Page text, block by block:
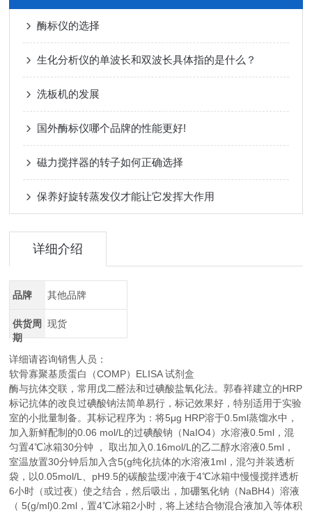
酶标仪的选择
生化分析仪的单波长和双波长具体指的是什么？
洗板机的发展
国外酶标仪哪个品牌的性能更好!
磁力搅拌器的转子如何正确选择
保养好旋转蒸发仪才能让它发挥大作用
详细介绍
品牌 其他品牌
供货周
期
现货
详细请咨询销售人员：
软骨寡聚基质蛋白（COMP）ELISA 试剂盒
酶与抗体交联，常用戊二醛法和过碘酸盐氧化法。郭春祥建立的HRP
标记抗体的改良过碘酸钠法简单易行，标记效果好，特别适用于实验
室的小批量制备。其标记程序为：将5μg HRP溶于0.5ml蒸馏水中，
加入新鲜配制的0.06 mol/L的过碘酸钠（NaIO4）水溶液0.5ml，混
匀置4℃冰箱30分钟 ， 取出加入0.16mol/L的乙二醇水溶液0.5ml，
室温放置30分钟后加入含5(g纯化抗体的水溶液1ml，混匀并装透析
袋，以0.05mol/L、pH9.5的碳酸盐缓冲液于4℃冰箱中慢慢搅拌透析
6小时（或过夜）使之结合，然后吸出，加硼氢化钠（NaBH4）溶液
（ 5(g/ml)0.2ml，置4℃冰箱2小时，将上述结合物混合液加入等体积